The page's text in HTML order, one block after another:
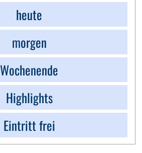
heute
morgen
Wochenende
Highlights
Eintritt frei